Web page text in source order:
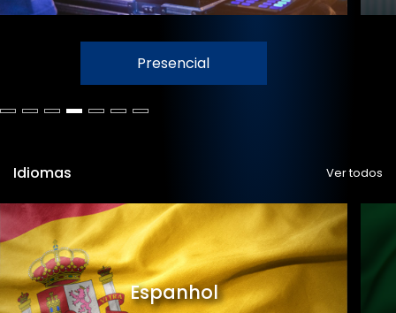
Presencial
Idiomas Ver todos
Espanhol